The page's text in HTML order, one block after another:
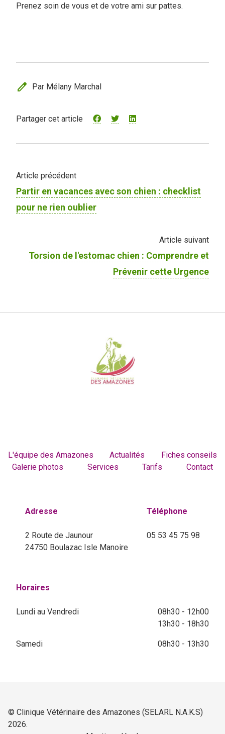
Prenez soin de vous et de votre ami sur pattes.
edit Par Mélany Marchal
Partager cet article
Article précédent
Partir en vacances avec son chien : checklist
pour ne rien oublier
Article suivant
Torsion de l'estomac chien : Comprendre et
Prévenir cette Urgence
L'équipe des Amazones Actualités
Fiches conseils
Galerie photos
Services Tarifs Contact
Adresse
2 Route de Jaunour
24750 Boulazac Isle Manoire
Téléphone
05 53 45 75 98
Horaires
Lundi au Vendredi
08h30 - 12h00
13h30 - 18h30
Samedi 08h30 - 13h30
© Clinique Vétérinaire des Amazones (SELARL N.A.K.S)
2026.